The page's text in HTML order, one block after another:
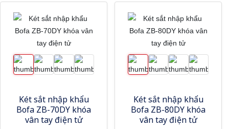
Két sắt nhập khẩu
Bofa ZB-70DY khóa
vân tay điện tử
Két sắt nhập khẩu
Bofa ZB-80DY khóa
vân tay điện tử